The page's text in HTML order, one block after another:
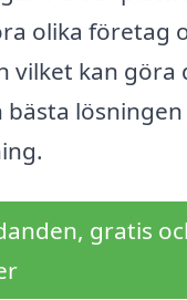
olika företag
vilket kan göra
gratis